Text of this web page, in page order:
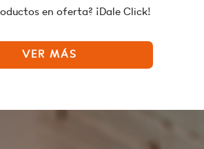
en oferta? ¡Dale Click!
VER MÁS